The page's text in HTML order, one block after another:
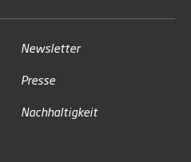
Newsletter
Presse
Nachhaltigkeit